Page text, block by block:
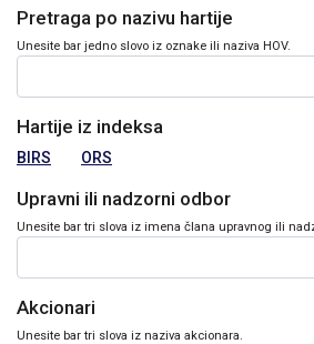
Pretraga po nazivu hartije
Unesite bar jedno slovo iz oznake ili naziva HOV.
Hartije iz indeksa
BIRS ORS
Upravni ili nadzorni odbor
Unesite bar tri slova iz imena člana upravnog ili
Akcionari
Unesite bar tri slova iz naziva akcionara.